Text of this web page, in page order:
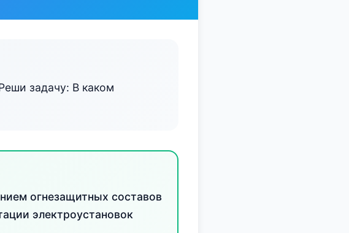
задачу: В каком
огнезащитных составов
электроустановок